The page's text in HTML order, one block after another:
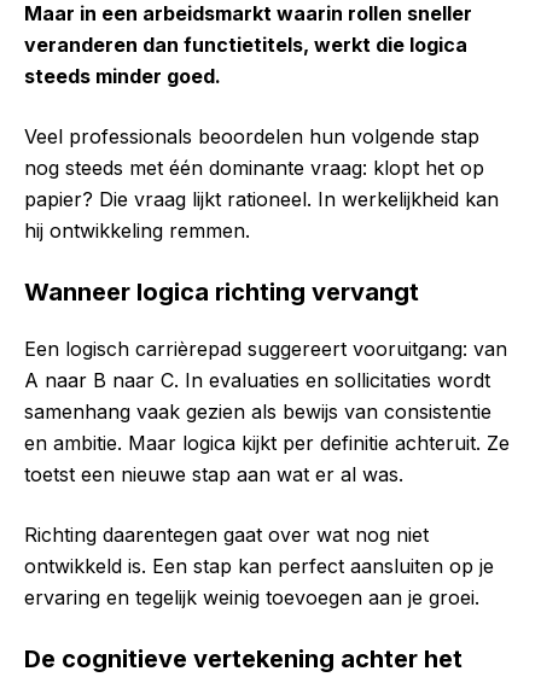
Maar in een arbeidsmarkt waarin rollen sneller
veranderen dan functietitels, werkt die logica
steeds minder goed.
Veel professionals beoordelen hun volgende stap
nog steeds met één dominante vraag: klopt het op
papier? Die vraag lijkt rationeel. In werkelijkheid kan
hij ontwikkeling remmen.
Wanneer logica richting vervangt
Een logisch carrièrepad suggereert vooruitgang: van
A naar B naar C. In evaluaties en sollicitaties wordt
samenhang vaak gezien als bewijs van consistentie
en ambitie. Maar logica kijkt per definitie achteruit. Ze
toetst een nieuwe stap aan wat er al was.
Richting daarentegen gaat over wat nog niet
ontwikkeld is. Een stap kan perfect aansluiten op je
ervaring en tegelijk weinig toevoegen aan je groei.
De cognitieve vertekening achter het